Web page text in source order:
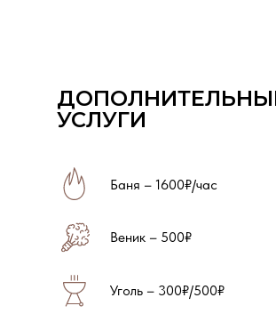
УСЛУГИ
Веник – 500₽
Уголь – 300₽/500₽
Баня – 1600₽/час